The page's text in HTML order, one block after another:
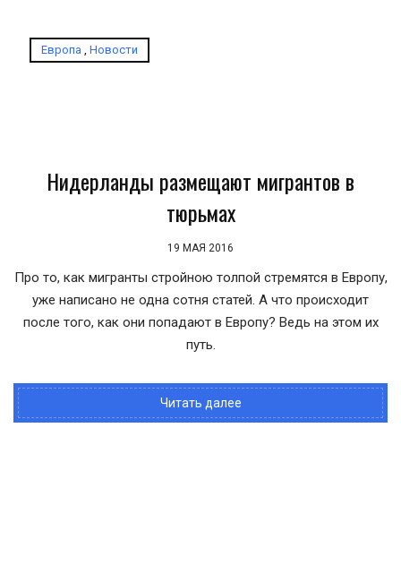
Европа Новости
Нидерланды размещают мигрантов в
тюрьмах
19 МАЯ 2016
Про то, как мигранты стройною толпой стремятся в Европу,
уже написано не одна сотня статей. А что происходит
после того, как они попадают в Европу? Ведь на этом их
путь.
Читать далее